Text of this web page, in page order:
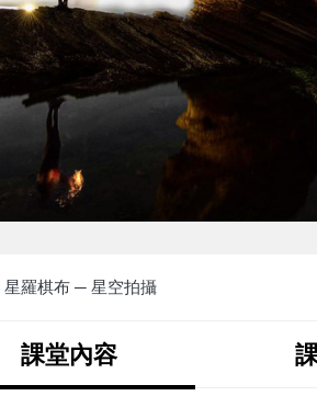
星羅棋布 ─ 星空拍攝
課堂內容